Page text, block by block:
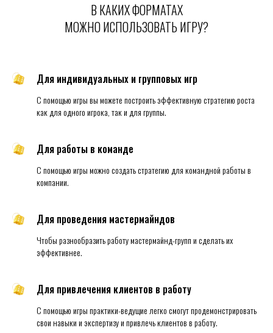
В КАКИХ ФОРМАТАХ
МОЖНО ИСПОЛЬЗОВАТЬ ИГРУ?
Для индивидуальных и групповых игр
С помощью игры вы можете построить эффективную стратегию роста
как для одного игрока, так и для группы.
Для работы в команде
С помощью игры можно создать стратегию для командной работы в
компании.
Для проведения мастермайндов
Чтобы разнообразить работу мастермайнд-групп и сделать их
эффективнее.
Для привлечения клиентов в работу
С помощью игры практики-ведущие легко смогут продемонстрировать
свои навыки и экспертизу и привлечь клиентов в работу.